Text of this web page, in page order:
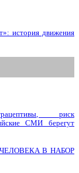
история движения
риск
СМИ берегут
В НАБОР